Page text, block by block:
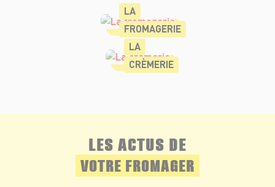
LA
FROMAGERIE
LA
CRÈMERIE
LES ACTUS DE
VOTRE FROMAGER